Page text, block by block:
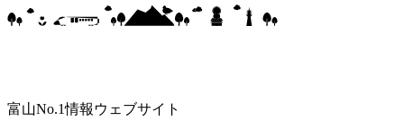
富山No.1情報ウェブサイト